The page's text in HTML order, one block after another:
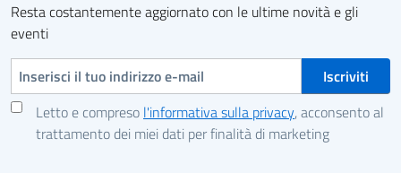
Resta costantemente aggiornato con le ultime novità e gli
eventi
Indirizzo e-mail
Letto e compreso l'informativa sulla privacy, acconsento al
trattamento dei miei dati per finalità di marketing